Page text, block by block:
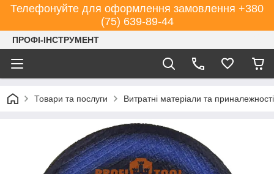
Телефонуйте для оформлення замовлення +380
(75) 639-89-44
ПРОФІ-ІНСТРУМЕНТ
Товари та послуги Витратні матеріали та